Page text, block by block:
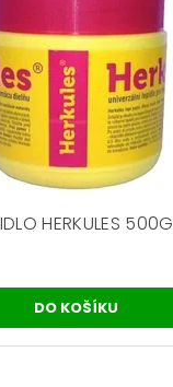
HERKULES 500G